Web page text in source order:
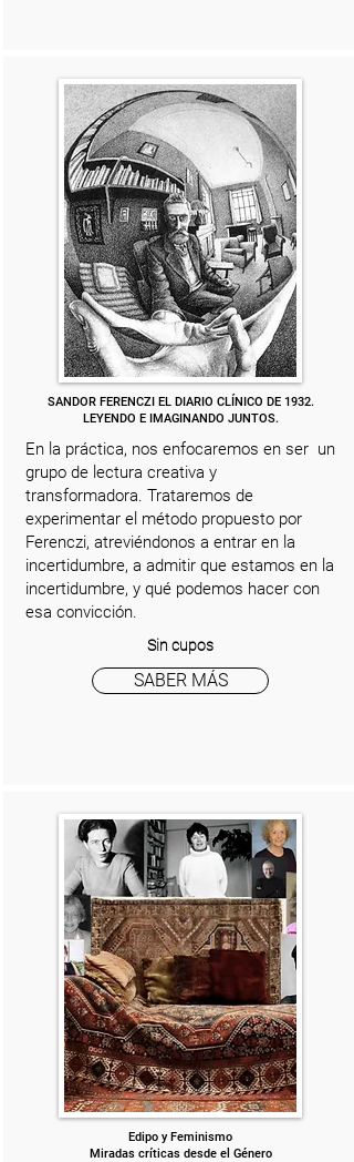
SANDOR FERENCZI EL DIARIO CLÍNICO DE 1932.
LEYENDO E IMAGINANDO JUNTOS.
En la práctica, nos enfocaremos en ser un
grupo de lectura creativa y
transformadora. Trataremos de
experimentar el método propuesto por
Ferenczi, atreviéndonos a entrar en la
incertidumbre, a admitir que estamos en la
incertidumbre, y qué podemos hacer con
esa convicción.
Sin cupos
SABER MÁS
Edipo y Feminismo
Miradas críticas desde el Género